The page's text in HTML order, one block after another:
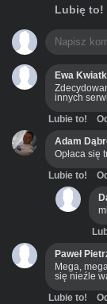
Lubię to!
Ewa
innych
Lubie to!
Adam
Opłaca się
Lubie to!
Paweł
Mega,
się nieźle
Lubie to!